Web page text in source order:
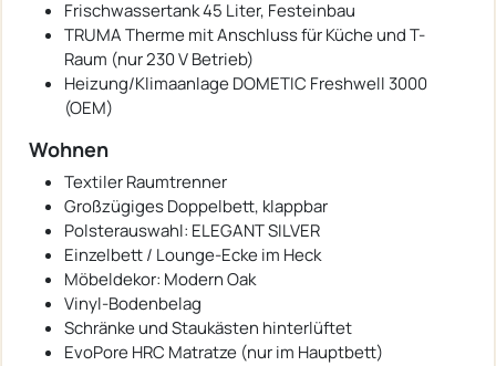
Frischwassertank 45 Liter, Festeinbau
TRUMA Therme mit Anschluss für Küche und T-
Raum (nur 230 V Betrieb)
Heizung/Klimaanlage DOMETIC Freshwell 3000
(OEM)
Wohnen
Textiler Raumtrenner
Großzügiges Doppelbett, klappbar
Polsterauswahl: ELEGANT SILVER
Einzelbett / Lounge-Ecke im Heck
Möbeldekor: Modern Oak
Vinyl-Bodenbelag
Schränke und Staukästen hinterlüftet
EvoPore HRC Matratze (nur im Hauptbett)